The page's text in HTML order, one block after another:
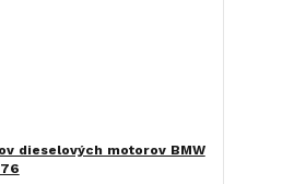
dieselových motorov BMW